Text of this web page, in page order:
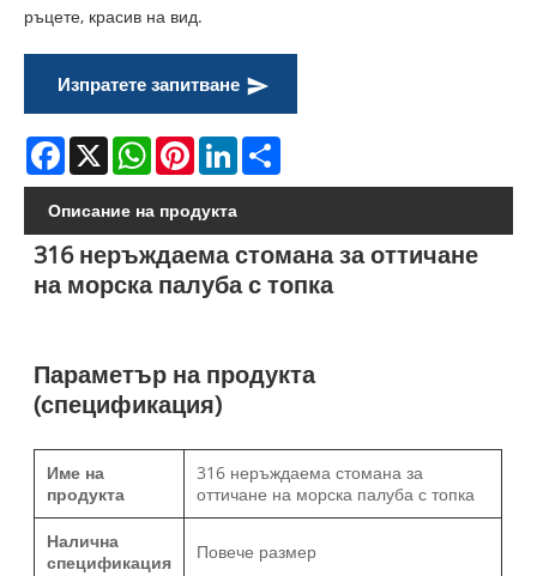
ръцете, красив на вид.
Изпратете запитване
Facebook
X WhatsAppPinterestLinkedIn
Описание на продукта
316 неръждаема стомана за оттичане
на морска палуба с топка
Параметър на продукта
(спецификация)
Име на
продукта
316 неръждаема стомана за
оттичане на морска палуба с топка
Налична
спецификация
Повече размер